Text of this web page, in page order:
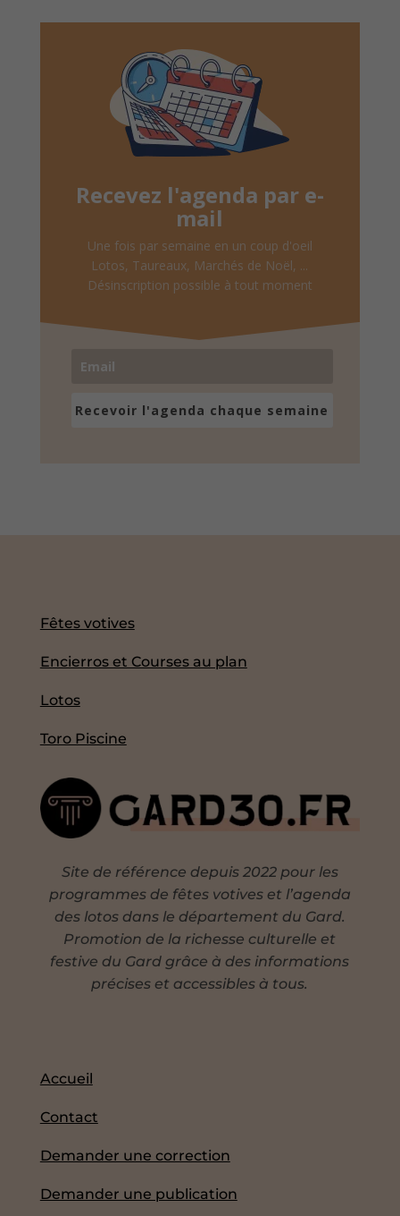
Recevez l'agenda par e-
mail
Une fois par semaine en un coup d'oeil
Lotos, Taureaux, Marchés de Noël, ...
Désinscription possible à tout moment
Recevoir l'agenda chaque semaine
Fêtes votives
Encierros et Courses au plan
Lotos
Toro Piscine
Site de référence depuis 2022 pour les
programmes de fêtes votives et l’agenda
des lotos dans le département du Gard.
Promotion de la richesse culturelle et
festive du Gard grâce à des informations
précises et accessibles à tous.
Accueil
Contact
Demander une correction
Demander une publication